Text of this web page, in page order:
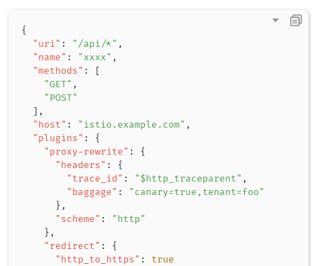
{
"uri" : "/api/*" ,
"name" : "xxxx" ,
"methods" :
[
"GET" ,
"POST"
] ,
"host" : "istio.example.com" ,
"plugins" :
{
"proxy-rewrite" :
{
"headers" :
{
"trace_id" : "$http_traceparent" ,
"baggage" :
"canary=true,tenant=foo"
} ,
"scheme" :
"http"
} ,
"redirect" :
{
"http_to_https" :
true